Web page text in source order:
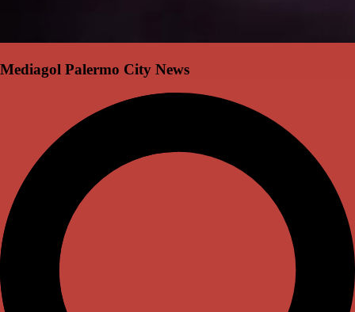
Mediagol Palermo City News